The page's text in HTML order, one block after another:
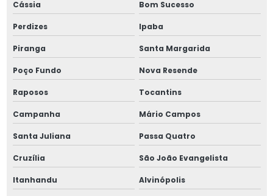
Cássia Bom Sucesso
Perdizes Ipaba
Piranga Santa Margarida
Poço Fundo Nova Resende
Raposos Tocantins
Campanha Mário Campos
Santa Juliana Passa Quatro
Cruzília São João Evangelista
Itanhandu Alvinópolis